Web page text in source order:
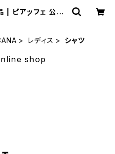
| ピアッフェ 公式
レディス シャツ
shop